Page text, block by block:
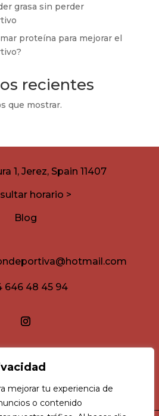
mejorar tu experiencia de
o contenido
grasa sin perder
proteína para mejorar el
recientes
que mostrar.
1, Jerez, Spain 11407
horario >
Blog
646 48 45 94